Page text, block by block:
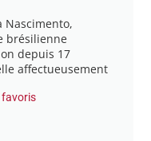
Nascimento,
brésilienne
depuis 17
affectueusement
favoris